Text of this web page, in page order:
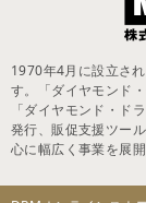
1970年4月に設立さ
す。「ダイヤモンド
「ダイヤモンド・ド
発行、販促支援ツー
心に幅広く事業を展開